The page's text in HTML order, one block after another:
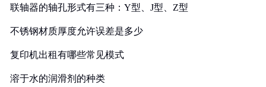
联轴器的轴孔形式有三种：Y型、J型、Z型
不锈钢材质厚度允许误差是多少
复印机出租有哪些常见模式
溶于水的润滑剂的种类